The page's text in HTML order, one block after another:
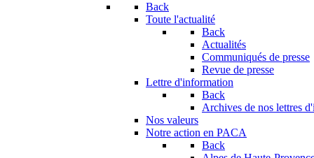
Back
Toute l'actualité
Back
Actualités
Communiqués de presse
Revue de presse
Lettre d'information
Back
Archives de nos lettres
Nos valeurs
Notre action en PACA
Back